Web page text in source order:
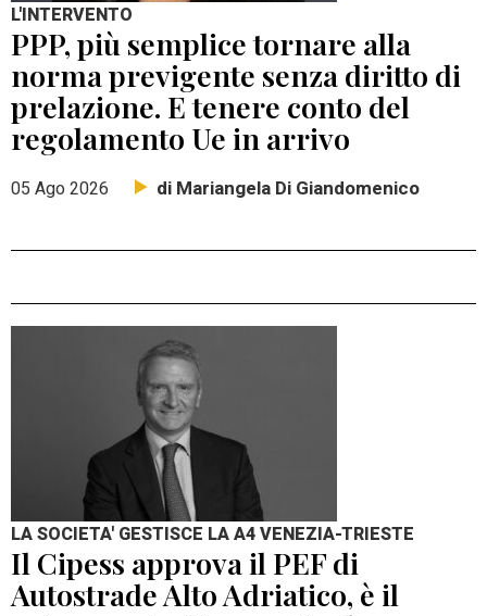
L'INTERVENTO
PPP, più semplice tornare alla
norma previgente senza diritto di
prelazione. E tenere conto del
regolamento Ue in arrivo
05 Ago 2026 di Mariangela Di Giandomenico
LA SOCIETA' GESTISCE LA A4 VENEZIA-TRIESTE
Il Cipess approva il PEF di
Autostrade Alto Adriatico, è il